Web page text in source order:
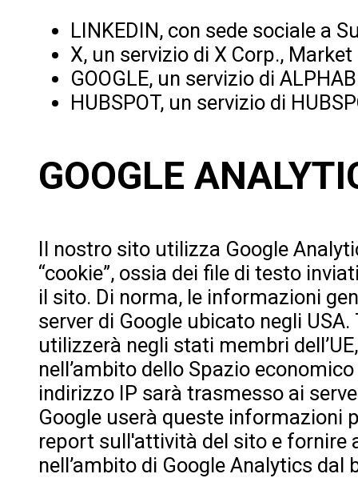
LINKEDIN, con sede sociale a
X, un servizio di X Corp.,
GOOGLE, un servizio di
HUBSPOT, un servizio di
GOOGLE
Il nostro sito utilizza Google
“cookie”, ossia dei file di testo
il sito. Di norma, le informazioni
server di Google ubicato negli
utilizzerà negli stati membri
nell’ambito dello Spazio
indirizzo IP sarà trasmesso ai
Google userà queste informazioni
report sull'attività del sito e fornire
nell’ambito di Google Analytics